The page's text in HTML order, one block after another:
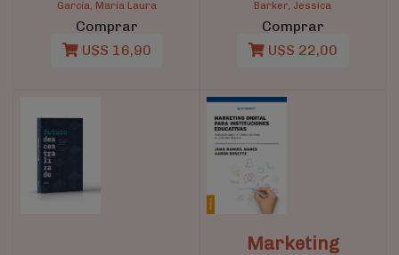
García, María Laura
Comprar
U$S 16,90
Barker, Jessica
Comprar
U$S 22,00
Marketing